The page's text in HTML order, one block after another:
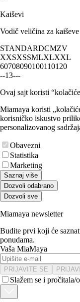
Kaiševi
Vodič veličina za kaiševe
STANDARDCMZV
XXSXSSMLXLXXL
60708090100110120
--13---
Ovaj sajt koristi
Miamaya koristi
korisničko iskustvo
personalizovanog
Obavezni
Statistika
Marketing
Saznaj više
Dozvoli odabrano
Dozvoli sve
Miamaya newsletter
Budite prvi koji će
ponudama.
Vaša MiaMaya
PRIJAVITE SE
Slažem se i pročitala/